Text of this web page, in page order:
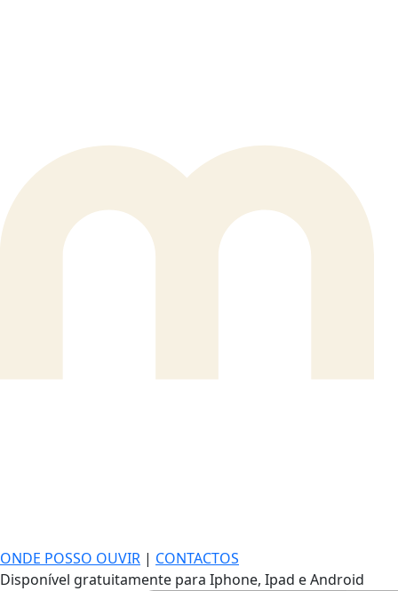
ONDE POSSO OUVIR | CONTACTOS
Disponível gratuitamente para Iphone, Ipad e Android